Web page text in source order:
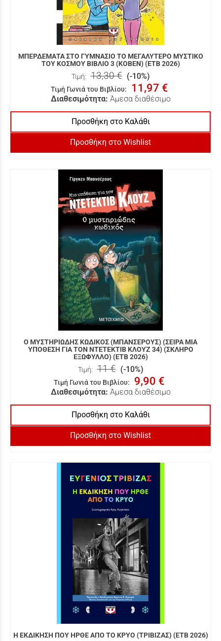
ΜΠΕΡΔΕΜΑΤΑ ΣΤΟ ΓΥΜΝΑΣΙΟ ΤΟ ΜΕΓΑΛΥΤΕΡΟ ΜΥΣΤΙΚΟ
ΤΟΥ ΚΟΣΜΟΥ ΒΙΒΛΙΟ 3 (ΚΟΒΕΝ) (ΕΤΒ 2026)
Τιμή: 13,30 € (-10%)
Τιμή Γωνιά του Βιβλίου: 11,97 €
Διαθεσιμότητα: Άμεσα διαθέσιμο
Προσθήκη στο Καλάθι
Προσθήκη στο Wishlist
Ο ΜΥΣΤΗΡΙΩΔΗΣ ΚΩΔΙΚΟΣ (ΜΠΑΝΣΕΡΟΥΣ) (ΣΕΙΡΑ ΜΙΑ
ΥΠΟΘΕΣΗ ΓΙΑ ΤΟΝ ΝΤΕΤΕΚΤΙΒ ΚΛΟΥΖ 34) (ΣΚΛΗΡΟ
ΕΞΩΦΥΛΛΟ) (ΕΤΒ 2026)
Τιμή: 11 € (-10%)
Τιμή Γωνιά του Βιβλίου: 9,90 €
Διαθεσιμότητα: Άμεσα διαθέσιμο
Προσθήκη στο Καλάθι
Προσθήκη στο Wishlist
Η ΕΚΔΙΚΗΣΗ ΠΟΥ ΗΡΘΕ ΑΠΟ ΤΟ ΚΡΥΟ (ΤΡΙΒΙΖΑΣ) (ΕΤΒ 2026)